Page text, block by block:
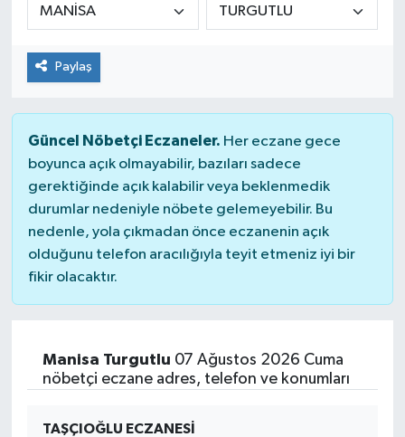
Paylaş
Güncel Nöbetçi Eczaneler. Her eczane gece
boyunca açık olmayabilir, bazıları sadece
gerektiğinde açık kalabilir veya beklenmedik
durumlar nedeniyle nöbete gelemeyebilir. Bu
nedenle, yola çıkmadan önce eczanenin açık
olduğunu telefon aracılığıyla teyit etmeniz iyi bir
fikir olacaktır.
Manisa Turgutlu 07 Ağustos 2026 Cuma
nöbetçi eczane adres, telefon ve konumları
TAŞÇIOĞLU ECZANESİ
KİĞI
MERKEZ
SAĞLIK
SİYASET
SOLHAN
SPOR
YAYLADERE